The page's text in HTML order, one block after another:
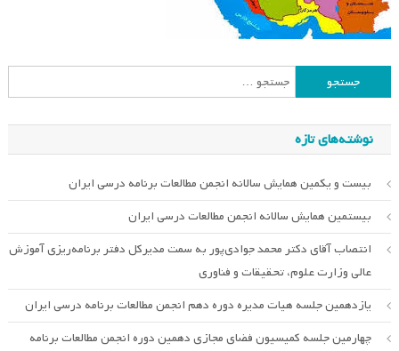
جستجو
برای:
نوشته‌های تازه
بیست و یکمین همایش سالانه انجمن مطالعات برنامه درسی ایران
بیستمین همایش سالانه انجمن مطالعات درسی ایران
انتصاب آقای دکتر محمد جوادی‌پور به سمت مدیرکل دفتر برنامه‌ریزی آموزش
عالی وزارت علوم، تحقیقات و فناوری
یازدهمین جلسه هیات مدیره دوره دهم انجمن مطالعات برنامه درسی ایران
چهارمین جلسه کمیسیون فضای مجازی دهمین دوره انجمن مطالعات برنامه